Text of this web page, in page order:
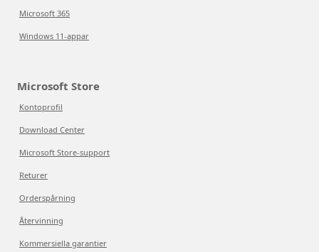
Microsoft 365
Windows 11-appar
Microsoft Store
Kontoprofil
Download Center
Microsoft Store-support
Returer
Orderspårning
Återvinning
Kommersiella garantier